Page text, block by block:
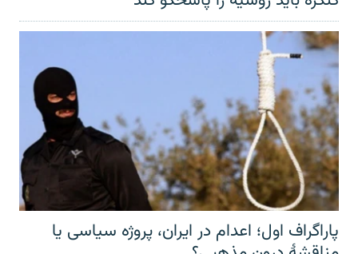
پاراگراف اول؛ اعدام در ایران، پروژه سیاسی یا